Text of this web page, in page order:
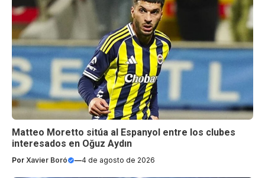
Matteo Moretto sitúa al Espanyol entre los clubes
interesados en Oğuz Aydın
Por Xavier Boró —4 de agosto de 2026